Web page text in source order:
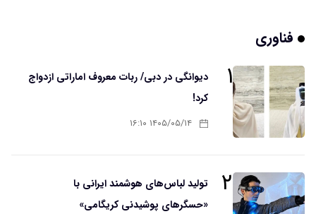
فناوری
۱
دیوانگی در دبی/ ربات معروف اماراتی ازدواج
کرد!
۱۴۰۵/۰۵/۱۴ ۱۶:۱۰
۲
تولید لباس‌های هوشمند ایرانی با
«حسگرهای پوشیدنی کریگامی»